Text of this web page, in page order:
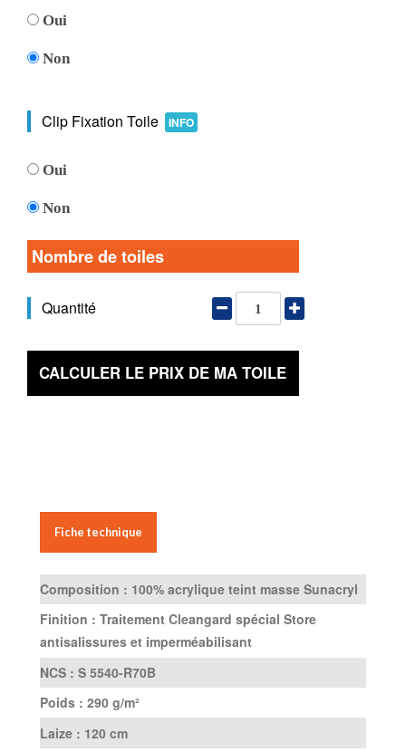
Oui
Non
Clip Fixation Toile INFO
Oui
Non
Nombre de toiles
Quantité
CALCULER LE PRIX DE MA TOILE
Fiche technique
Composition : 100% acrylique teint masse Sunacryl
Finition : Traitement Cleangard spécial Store
antisalissures et imperméabilisant
NCS : S 5540-R70B
Poids : 290 g/m²
Laize : 120 cm